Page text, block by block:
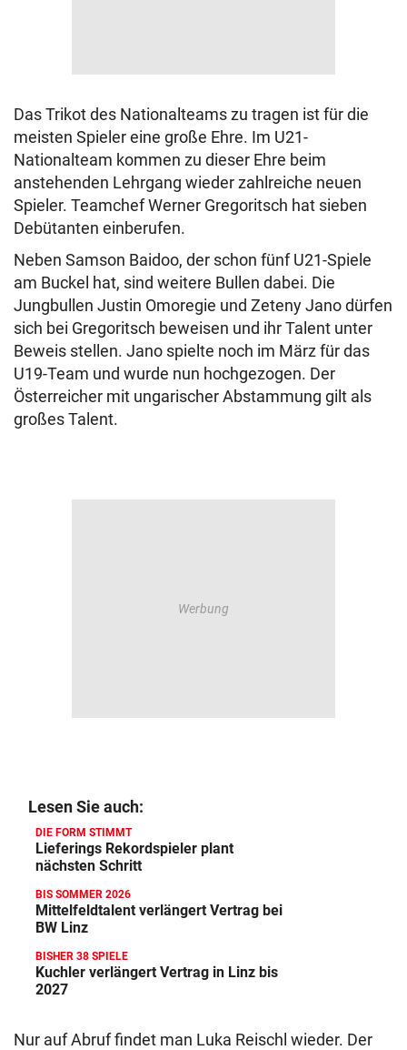
Das Trikot des Nationalteams zu tragen ist für die
meisten Spieler eine große Ehre. Im U21-
Nationalteam kommen zu dieser Ehre beim
anstehenden Lehrgang wieder zahlreiche neuen
Spieler. Teamchef Werner Gregoritsch hat sieben
Debütanten einberufen.
Neben Samson Baidoo, der schon fünf U21-Spiele
am Buckel hat, sind weitere Bullen dabei. Die
Jungbullen Justin Omoregie und Zeteny Jano dürfen
sich bei Gregoritsch beweisen und ihr Talent unter
Beweis stellen. Jano spielte noch im März für das
U19-Team und wurde nun hochgezogen. Der
Österreicher mit ungarischer Abstammung gilt als
großes Talent.
Lesen Sie auch:
DIE FORM STIMMT
Lieferings Rekordspieler plant
nächsten Schritt
BIS SOMMER 2026
Mittelfeldtalent verlängert Vertrag bei
BW Linz
BISHER 38 SPIELE
Kuchler verlängert Vertrag in Linz bis
2027
Nur auf Abruf findet man Luka Reischl wieder. Der